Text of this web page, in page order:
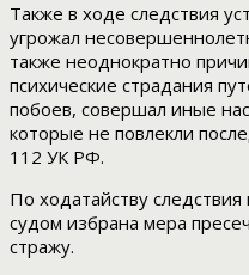
Также в ходе следствия
угрожал
также неоднократно
психические страдания
побоев, совершал иные
которые не повлекли
112 УК РФ.
По ходатайству
судом избрана мера
стражу.